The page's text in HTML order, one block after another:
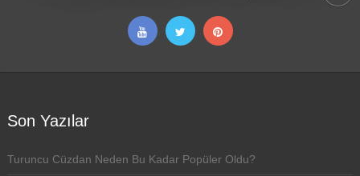
Son Yazılar
Turuncu Cüzdan Neden Bu Kadar Popüler Oldu?